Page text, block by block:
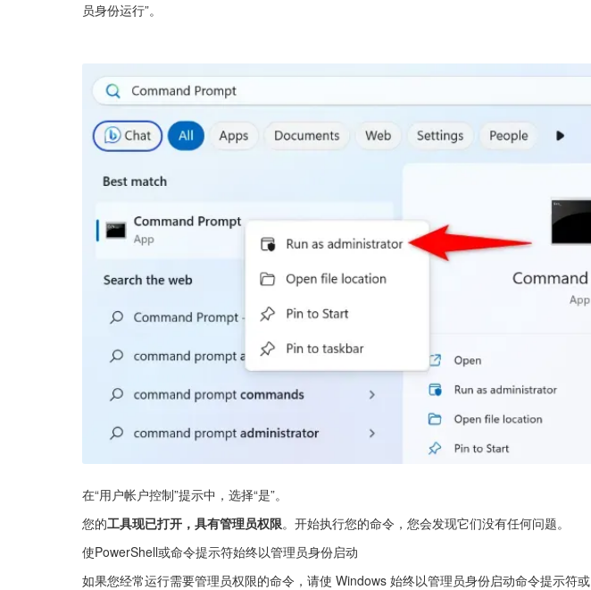
员身份运行”。
在“用户帐户控制”提示中，选择“是”。
您的工具现已打开，具有管理员权限。开始执行您的命令，您会发现它们没有任何问题。
使PowerShell或命令提示符始终以管理员身份启动
如果您经常运行需要管理员权限的命令，请使 Windows 始终以管理员身份启动命令提示符或